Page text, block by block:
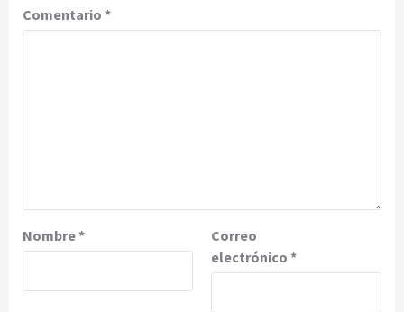
Comentario *
Nombre*
Correo
electrónico *